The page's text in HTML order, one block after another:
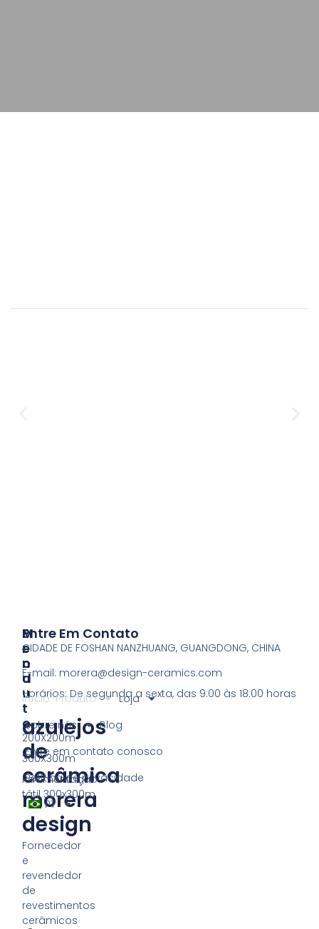
azulejos
de
cerâmica
morera
design
Fornecedor
e
revendedor
de
revestimentos
cerâmicos
P
R
O
D
U
T
O
200X200m
300X300m
Pavimentação
tátil 300x300m
M
E
N
U
Início Produto
Loja
Sobre nós
Blog
Entre em contato conosco
Política de privacidade
PT
Entre Em Contato
CIDADE DE FOSHAN NANZHUANG, GUANGDONG, CHINA
E-mail: morera@design-ceramics.com
Horários: De segunda a sexta, das 9:00 às 18:00 horas